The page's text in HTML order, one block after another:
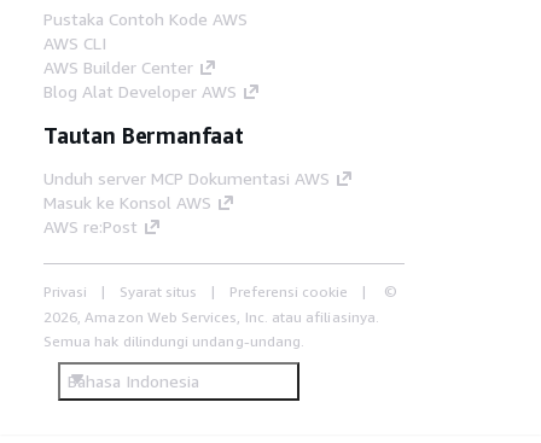
Pustaka Contoh Kode AWS
AWS CLI
AWS Builder Center
Blog Alat Developer AWS
Tautan Bermanfaat
Unduh server MCP Dokumentasi AWS
Masuk ke Konsol AWS
AWS re:Post
Privasi Syarat situs Preferensi cookie
©
2026, Amazon Web Services, Inc. atau afiliasinya.
Semua hak dilindungi undang-undang.
Bahasa Indonesia